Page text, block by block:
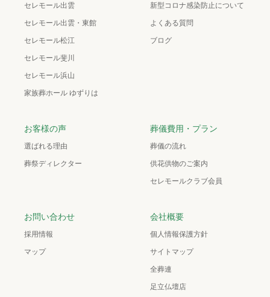
セレモール出雲
セレモール出雲・東館
セレモール松江
セレモール斐川
セレモール浜山
家族葬ホール ゆずりは
新型コロナ感染防止について
よくある質問
ブログ
お客様の声
選ばれる理由
葬祭ディレクター
葬儀費用・プラン
葬儀の流れ
供花供物のご案内
セレモールクラブ会員
お問い合わせ
採用情報
マップ
会社概要
個人情報保護方針
サイトマップ
全葬連
足立仏壇店